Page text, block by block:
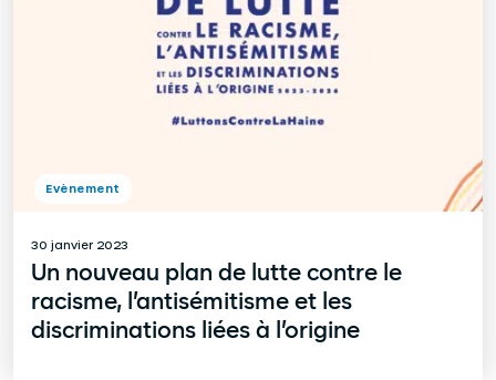
30 janvier 2023
Un nouveau plan de lutte contre le
racisme, l’antisémitisme et les
discriminations liées à l’origine
Evènement